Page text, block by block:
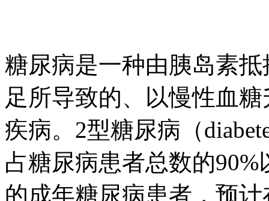
糖尿病是一种由胰岛素
足所导致的、以慢性血
疾病。2型糖尿病（
占糖尿病患者总数的
的成年糖尿病患者，预